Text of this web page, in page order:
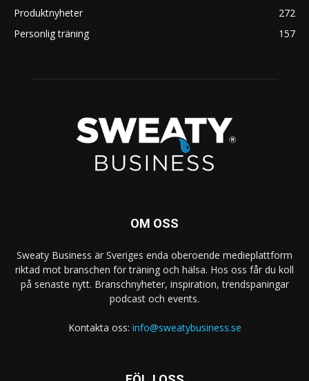
Produktnyheter
272
Personlig träning
157
OM OSS
Sweaty Business är Sveriges enda oberoende medieplattform
riktad mot branschen för träning och hälsa. Hos oss får du koll
på senaste nytt. Branschnyheter, inspiration, trendspaningar
podcast och events.
Kontakta oss: info@sweatybusiness.se